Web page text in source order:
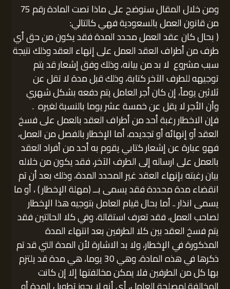
ومن خلال المقال سنوضح على ماذا نصت المادة رقم 75
من قانون العمل بالسعودية فهي كالتالي:
( بحال كان عقد العمل محدد المدة فقد يكون من حق أي
طرف من أطراف العقد العمل على إنهاء العقد وذلك نتيجة
سبب مشروع لا بد من بيانه، وذلك وفق إشعار قد يتم
توجيهه للطرف الآخر كتابة، وذلك قبل مدة لا تقل عن
ثلاثين يوماً، إن كان أجر العامل يتم دفعه بشكل شهري
وأن الأجر لا يقل عن خمسة عشر يوما بالنسبة لغيره .
فإن الاخطار رغبة أحد من أطراف العقد بالعمل على فسخ
العقد أو إنهائه أو تجديده، أما الإخطار بالفصل من العمل،
فهو عبارة عن إشعار كتابي يقوم به أحد من أفراد العقد
بالعمل على ارساله إلى الطرف الآخر، فقد يكون من خلاله
بيان رغبته بإنهاء العقد غير المحدد المدة، وذلك بعد أن تم
انقضاء مدة محددة فقد يسمى بــ (مهلة الإخطار ) ، أو ما
يسمى انذار .. أما بحال قيام العامل بتوجيه هذا الإخطار
لصاحب العمل، فقد تعرف استقالة، وفي كلا الحالتين فقد
يتم فسخ العقد بين كلا الطرفين بعد انتهاء المدة
المذكورة في الإخطار، ولا بد الاشارة لأن المدة التي قد تم
ذكرها في هذه المادة، وهي 30 يوما، هي مدة قد يلتزم
بها كل من الطرفين فلا يمكن مخالفتها إلا إن كانت